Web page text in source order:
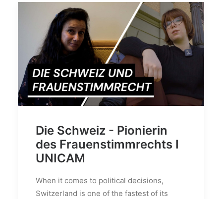
Die Schweiz - Pionierin
des Frauenstimmrechts I
UNICAM
When it comes to political decisions,
Switzerland is one of the fastest of its